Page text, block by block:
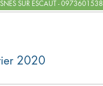
SUR ESCAUT - 0973601538
2020